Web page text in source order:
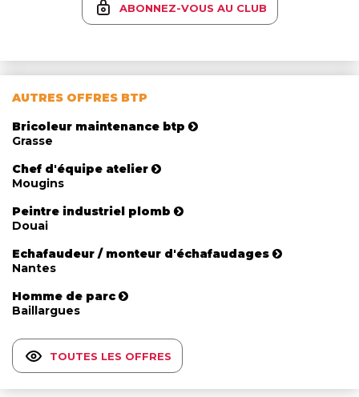
ABONNEZ-VOUS AU CLUB
AUTRES OFFRES BTP
Bricoleur maintenance btp
Grasse
Chef d'équipe atelier
Mougins
Peintre industriel plomb
Douai
Echafaudeur / monteur d'échafaudages
Nantes
Homme de parc
Baillargues
TOUTES LES OFFRES